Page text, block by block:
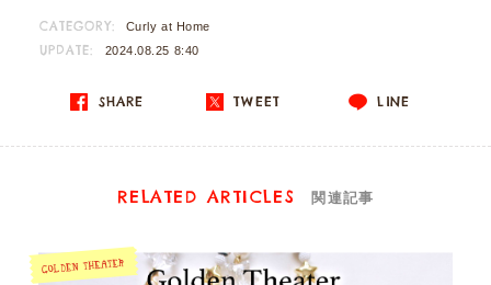
CATEGORY: Curly at Home
UPDATE: 2024.08.25 8:40
SHARE TWEET LINE
RELATED ARTICLES 関連記事